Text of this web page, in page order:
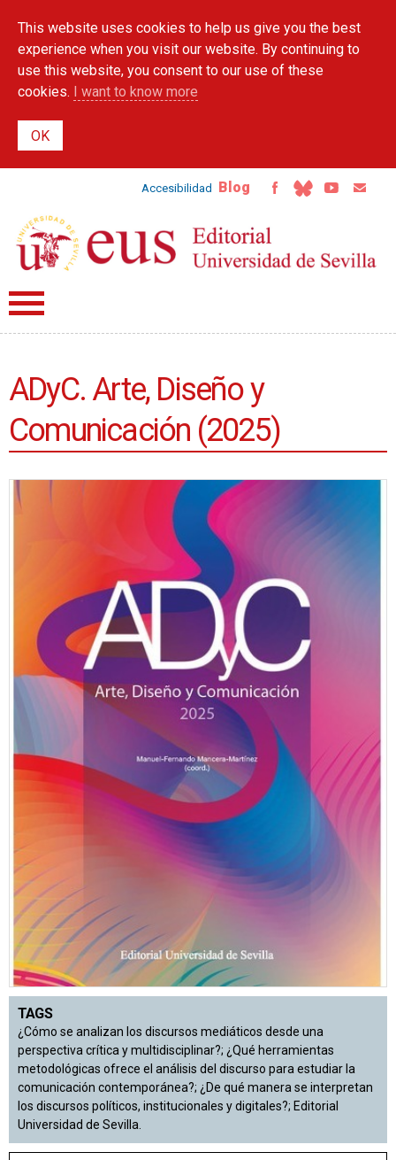
main
content
This website uses cookies to help us give you the best
experience when you visit our website. By continuing to
use this website, you consent to our use of these
cookies. I want to know more
Accesibilidad Blog
ADyC. Arte, Diseño y
Comunicación (2025)
TAGS
¿Cómo se analizan los discursos mediáticos desde una
perspectiva crítica y multidisciplinar?; ¿Qué herramientas
metodológicas ofrece el análisis del discurso para estudiar la
comunicación contemporánea?; ¿De qué manera se interpretan
los discursos políticos, institucionales y digitales?; Editorial
Universidad de Sevilla.